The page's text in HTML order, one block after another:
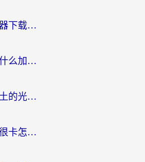
海外崩坏：星穹铁道加速器下载安装：一份给游子的终极网络指南
境外玩航海王热血航线用什么加速器？2026海外玩家实测最优方案（附欧洲问道堡垒前线加速技巧）
在异国他乡，寻找连接故土的光明大陆免费加速器
在海外玩坦克世界闪击战很卡怎么办？老玩家亲测有效的加速器选择指南